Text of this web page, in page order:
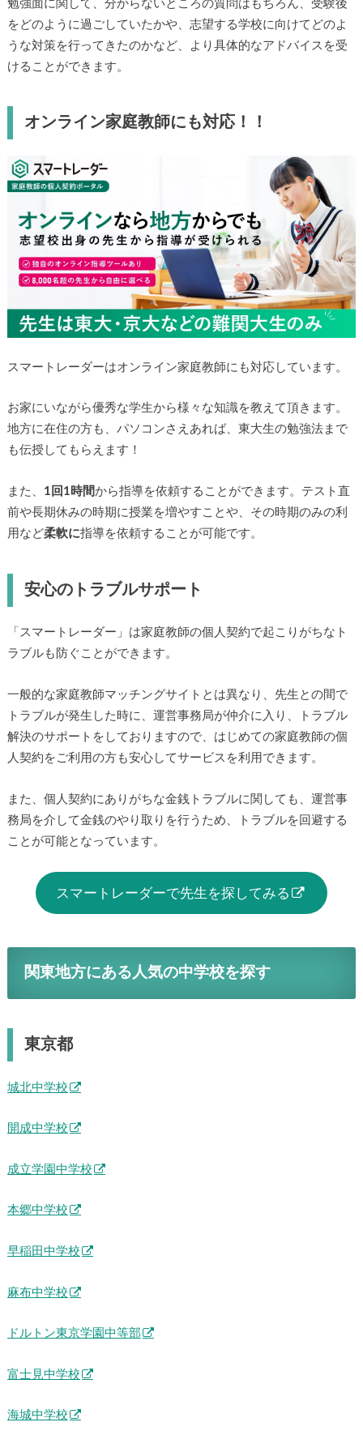
勉強面に関して、分からないところの質問はもちろん、受験後
をどのように過ごしていたかや、志望する学校に向けてどのよ
うな対策を行ってきたのかなど、より具体的なアドバイスを受
けることができます。
オンライン家庭教師にも対応！！
スマートレーダーはオンライン家庭教師にも対応しています。
お家にいながら優秀な学生から様々な知識を教えて頂きます。
地方に在住の方も、パソコンさえあれば、東大生の勉強法まで
も伝授してもらえます！
また、 1回1時間から指導を依頼することができます。テスト直
前や長期休みの時期に授業を増やすことや、その時期のみの利
用など柔軟に指導を依頼することが可能です。
安心のトラブルサポート
「スマートレーダー」は家庭教師の個人契約で起こりがちなト
ラブルも防ぐことができます。
一般的な家庭教師マッチングサイトとは異なり、先生との間で
トラブルが発生した時に、運営事務局が仲介に入り、トラブル
解決のサポートをしておりますので、はじめての家庭教師の個
人契約をご利用の方も安心してサービスを利用できます。
また、個人契約にありがちな金銭トラブルに関しても、運営事
務局を介して金銭のやり取りを行うため、トラブルを回避する
ことが可能となっています。
スマートレーダーで先生を探してみる
関東地方にある人気の中学校を探す
東京都
城北中学校
開成中学校
成立学園中学校
本郷中学校
早稲田中学校
麻布中学校
ドルトン東京学園中等部
富士見中学校
海城中学校